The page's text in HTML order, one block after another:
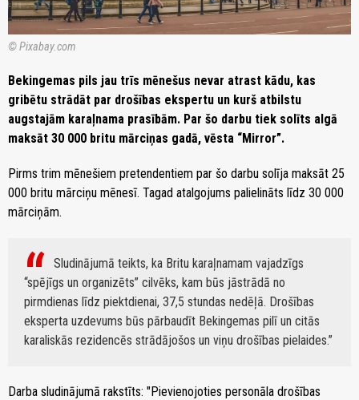
© Pixabay.com
Bekingemas pils jau trīs mēnešus nevar atrast kādu, kas
gribētu strādāt par drošības ekspertu un kurš atbilstu
augstajām karaļnama prasībām. Par šo darbu tiek solīts algā
maksāt 30 000 britu mārciņas gadā, vēsta “Mirror”.
Pirms trim mēnešiem pretendentiem par šo darbu solīja maksāt 25
000 britu mārciņu mēnesī. Tagad atalgojums palielināts līdz 30 000
mārciņām.
Sludinājumā teikts, ka Britu karaļnamam vajadzīgs
“spējīgs un organizēts” cilvēks, kam būs jāstrādā no
pirmdienas līdz piektdienai, 37,5 stundas nedēļā. Drošības
eksperta uzdevums būs pārbaudīt Bekingemas pilī un citās
karaliskās rezidencēs strādājošos un viņu drošības pielaides.
Darba sludinājumā rakstīts: "Pievienojoties personāla drošības